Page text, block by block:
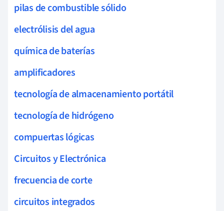
pilas de combustible sólido
electrólisis del agua
química de baterías
amplificadores
tecnología de almacenamiento portátil
tecnología de hidrógeno
compuertas lógicas
Circuitos y Electrónica
frecuencia de corte
circuitos integrados